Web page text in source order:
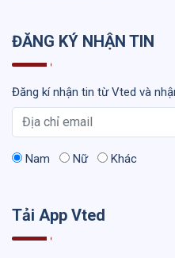
ĐĂNG KÝ NHẬN TIN
Đăng kí nhận tin từ Vted và
Nam Nữ Khác
Tải App Vted